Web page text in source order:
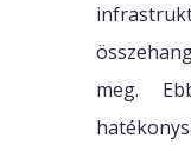
meg.